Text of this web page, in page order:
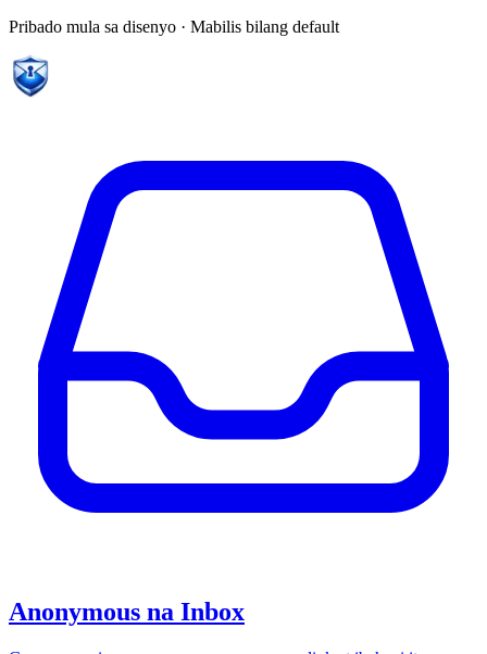
Pribado mula sa disenyo · Mabilis bilang default
Anonymous na Inbox